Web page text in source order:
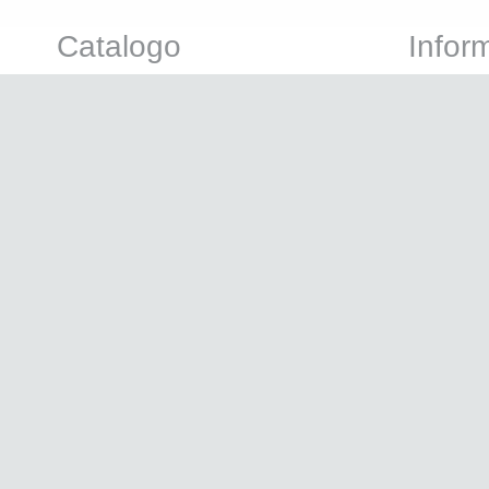
Catalogo